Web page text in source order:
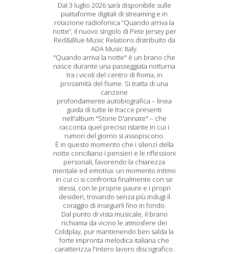
Dal 3 luglio 2026 sarà disponibile sulle
piattaforme digitali di streaming e in
rotazione radiofonica “Quando arriva la
notte”, il nuovo singolo di Pete Jersey per
Red&Blue Music Relations distribuito da
ADA Music Italy.
"Quando arriva la notte" è un brano che
nasce durante una passeggiata notturna
tra i vicoli del centro di Roma, in
prossimità del fiume. Si tratta di una
canzone
profondamente autobiografica – linea
guida di tutte le tracce presenti
nell'album "Storie D'annate" – che
racconta quel preciso istante in cui i
rumori del giorno si assopiscono.
È in questo momento che i silenzi della
notte conciliano i pensieri e le riflessioni
personali, favorendo la chiarezza
mentale ed emotiva: un momento intimo
in cui ci si confronta finalmente con se
stessi, con le proprie paure e i propri
desideri, trovando senza più indugi il
coraggio di inseguirli fino in fondo.
Dal punto di vista musicale, il brano
richiama da vicino le atmosfere dei
Coldplay, pur mantenendo ben salda la
forte impronta melodica italiana che
caratterizza l'intero lavoro discografico.